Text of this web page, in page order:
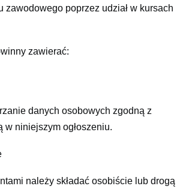
zawodowego poprzez udział w kursach
zawierać:
danych osobowych zgodną z
w niniejszym ogłoszeniu.
należy składać osobiście lub drogą